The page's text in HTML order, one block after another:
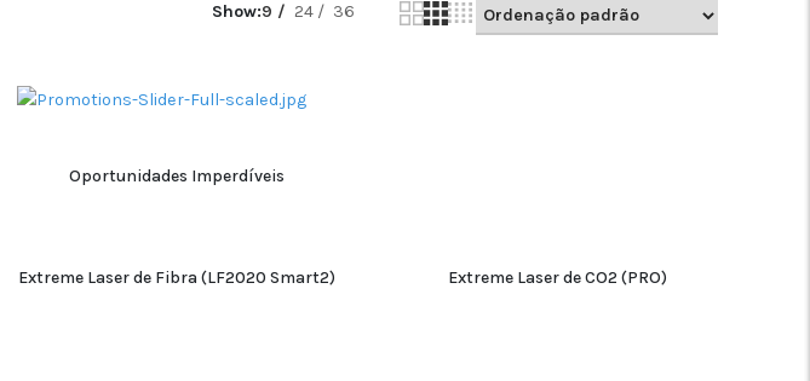
Show:9 24 36
Oportunidades Imperdíveis
Extreme Laser de Fibra (LF2020 Smart2) Extreme Laser de CO2 (PRO)